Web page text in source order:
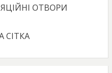
ОТВОРИ
СІТКА